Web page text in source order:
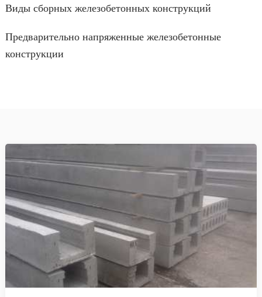
Виды сборных железобетонных конструкций
Предварительно напряженные железобетонные
конструкции